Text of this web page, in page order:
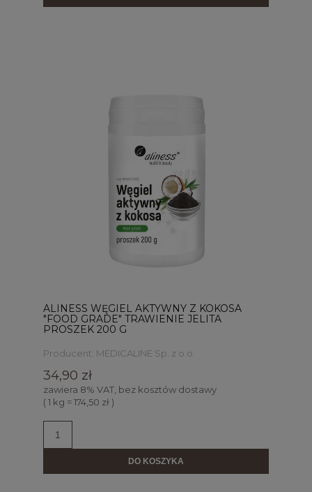
ALINESS WĘGIEL AKTYWNY Z KOKOSA
"FOOD GRADE" TRAWIENIE JELITA
PROSZEK 200 G
Producent: MEDICALINE Sp. z o.o.
34,90 zł
zawiera 8% VAT, bez kosztów dostawy
( 1 kg = 174,50 zł )
DO KOSZYKA